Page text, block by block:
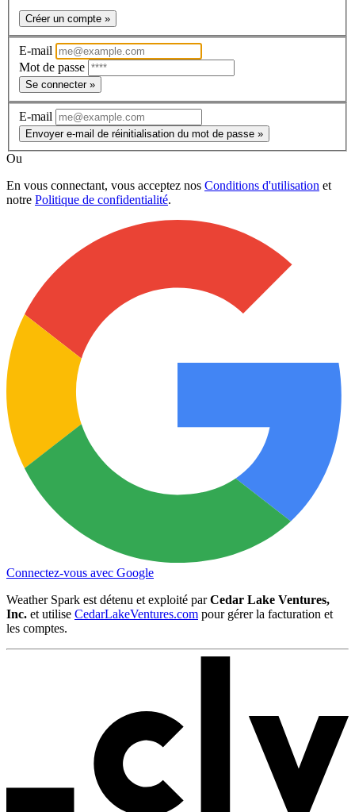
Créer un compte »
E-mail
Mot de passe
Se connecter »
E-mail
Envoyer e-mail de réinitialisation du mot de passe »
Ou
En vous connectant, vous acceptez nos Conditions d'utilisation et
notre Politique de confidentialité.
Connectez-vous avec Google
Weather Spark est détenu et exploité parCedar Lake Ventures,
Inc. et utilise CedarLakeVentures.com pour gérer la facturation et
les comptes.